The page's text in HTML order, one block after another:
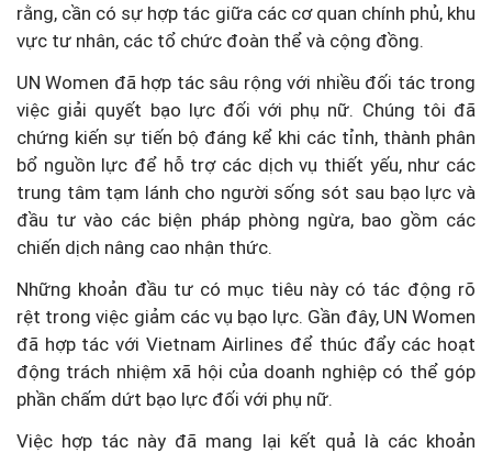
rằng, cần có sự hợp tác giữa các cơ quan chính phủ, khu
vực tư nhân, các tổ chức đoàn thể và cộng đồng.
UN Women đã hợp tác sâu rộng với nhiều đối tác trong
việc giải quyết bạo lực đối với phụ nữ. Chúng tôi đã
chứng kiến sự tiến bộ đáng kể khi các tỉnh, thành phân
bổ nguồn lực để hỗ trợ các dịch vụ thiết yếu, như các
trung tâm tạm lánh cho người sống sót sau bạo lực và
đầu tư vào các biện pháp phòng ngừa, bao gồm các
chiến dịch nâng cao nhận thức.
Những khoản đầu tư có mục tiêu này có tác động rõ
rệt trong việc giảm các vụ bạo lực. Gần đây, UN Women
đã hợp tác với Vietnam Airlines để thúc đẩy các hoạt
động trách nhiệm xã hội của doanh nghiệp có thể góp
phần chấm dứt bạo lực đối với phụ nữ.
Việc hợp tác này đã mang lại kết quả là các khoản